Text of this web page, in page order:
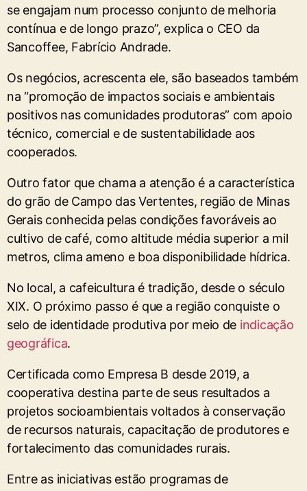
se engajam num processo conjunto de melhoria
contínua e de longo prazo”, explica o CEO da
Sancoffee, Fabrício Andrade.
Os negócios, acrescenta ele, são baseados também
na “promoção de impactos sociais e ambientais
positivos nas comunidades produtoras” com apoio
técnico, comercial e de sustentabilidade aos
cooperados.
Outro fator que chama a atenção é a característica
do grão de Campo das Vertentes, região de Minas
Gerais conhecida pelas condições favoráveis ao
cultivo de café, como altitude média superior a mil
metros, clima ameno e boa disponibilidade hídrica.
No local, a cafeicultura é tradição, desde o século
XIX. O próximo passo é que a região conquiste o
selo de identidade produtiva por meio de indicação
geográfica.
Certificada como Empresa B desde 2019, a
cooperativa destina parte de seus resultados a
projetos socioambientais voltados à conservação
de recursos naturais, capacitação de produtores e
fortalecimento das comunidades rurais.
Entre as iniciativas estão programas de